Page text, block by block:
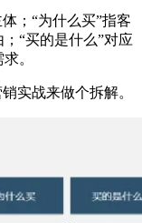
；“为什么买”指客
“买的是什么”对应
。
实战来做个拆解。